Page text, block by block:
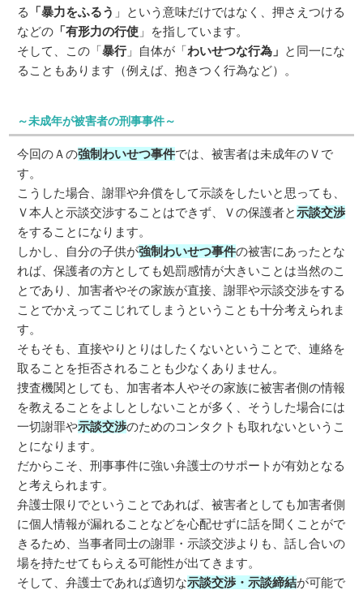
る
「暴力をふるう 」という意味だけではなく、押さえつける
などの 「有形力の行使 」を指しています。
そして、この「暴行」自体が「わいせつな行為」 と同一にな
ることもあります（例えば、抱きつく行為など）。
～未成年が被害者の刑事事件～
今回のＡの強制わいせつ事件では、被害者は未成年のＶで
す。
こうした場合、謝罪や弁償をして示談をしたいと思っても、
Ｖ本人と示談交渉することはできず、Ｖの保護者と示談交渉
をすることになります。
しかし、自分の子供が強制わいせつ事件の被害にあったとな
れば、保護者の方としても処罰感情が大きいことは当然のこ
とであり、加害者やその家族が直接、謝罪や示談交渉をする
ことでかえってこじれてしまうということも十分考えられま
す。
そもそも、直接やりとりはしたくないということで、連絡を
取ることを拒否されることも少なくありません。
捜査機関としても、加害者本人やその家族に被害者側の情報
を教えることをよしとしないことが多く、そうした場合には
一切謝罪や示談交渉のためのコンタクトも取れないというこ
とになります。
だからこそ、刑事事件に強い弁護士のサポートが有効となる
と考えられます。
弁護士限りでということであれば、被害者としても加害者側
に個人情報が漏れることなどを心配せずに話を聞くことがで
きるため、当事者同士の謝罪・示談交渉よりも、話し合いの
場を持たせてもらえる可能性が出てきます。
そして、弁護士であれば適切な示談交渉・示談締結が可能で